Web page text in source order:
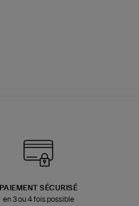
PAIEMENT SÉCURISÉ
en 3 ou 4 fois possible